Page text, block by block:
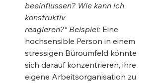
beeinflussen? Wie kann ich
konstruktiv
reagieren?“ Beispiel: Eine
hochsensible Person in einem
stressigen Büroumfeld könnte
sich darauf konzentrieren, ihre
eigene Arbeitsorganisation zu